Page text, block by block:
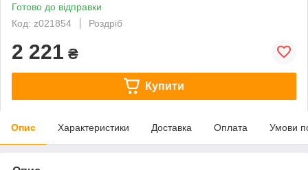
Готово до відправки
Код: z021854
Роздріб
2 221 ₴
Купити
Опис Характеристики Доставка Оплата Умови